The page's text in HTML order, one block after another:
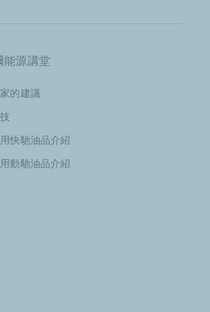
能源講堂
的建議
快馳油品介紹
動馳油品介紹